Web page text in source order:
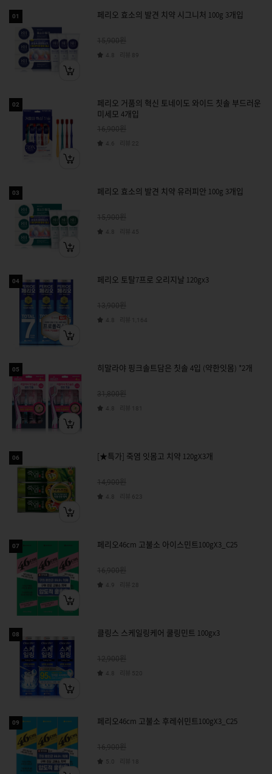
01 페리오 효소의 발견 치약 시그니처 100g 3개입
15,900원
4.8 89
02
페리오 거품의 혁신 토네이도 와이드 칫솔 부드러운
미세모 4개입
16,900원
4.6
03 페리오 효소의 발견 치약 유러피안 100g 3개입
15,900원
4.8 45
04 페리오 토탈7프로 오리지날 120gx3
13,900원
4.8 1,164
05 히말라야 핑크솔트담은 칫솔 4입 (약한잇몸) *2개
31,800원
4.8 181
06 [★특가] 죽염 잇몸고 치약 120gX3개
14,900원
4.8 623
07 페리오46cm 고불소 아이스민트100gX3_C25
16,900원
4.9 28
08 클링스 스케일링케어 쿨링민트 100gx3
12,900원
4.8 520
09 페리오46cm 고불소 후레쉬민트100gX3_C25
16,900원
5.0 18